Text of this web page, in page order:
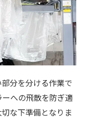
分を分ける作業で
への飛散を防ぎ適
な下準備となりま